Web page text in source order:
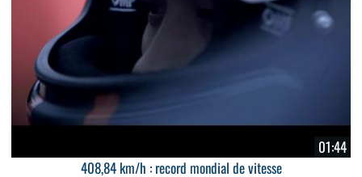
01:44
408,84 km/h : record mondial de vitesse